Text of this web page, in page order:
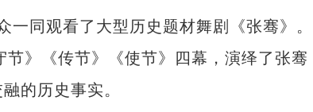
同观看了大型历史题材舞剧《张骞》。
》《传节》《使节》四幕，演绎了张骞
的历史事实。